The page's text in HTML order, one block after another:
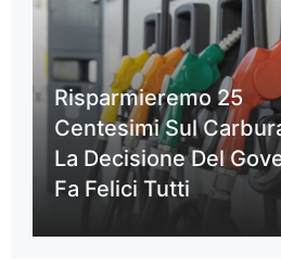
Risparmieremo 25
Centesimi Sul
La Decisione Del
Fa Felici Tutti